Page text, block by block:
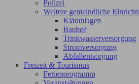
Polizei
Weitere gemeindliche
Kläranlagen
Bauhof
Trinkwasserversorgung
Stromversorgung
Abfallentsorgung
Freizeit & Tourismus
Ferienprogramm